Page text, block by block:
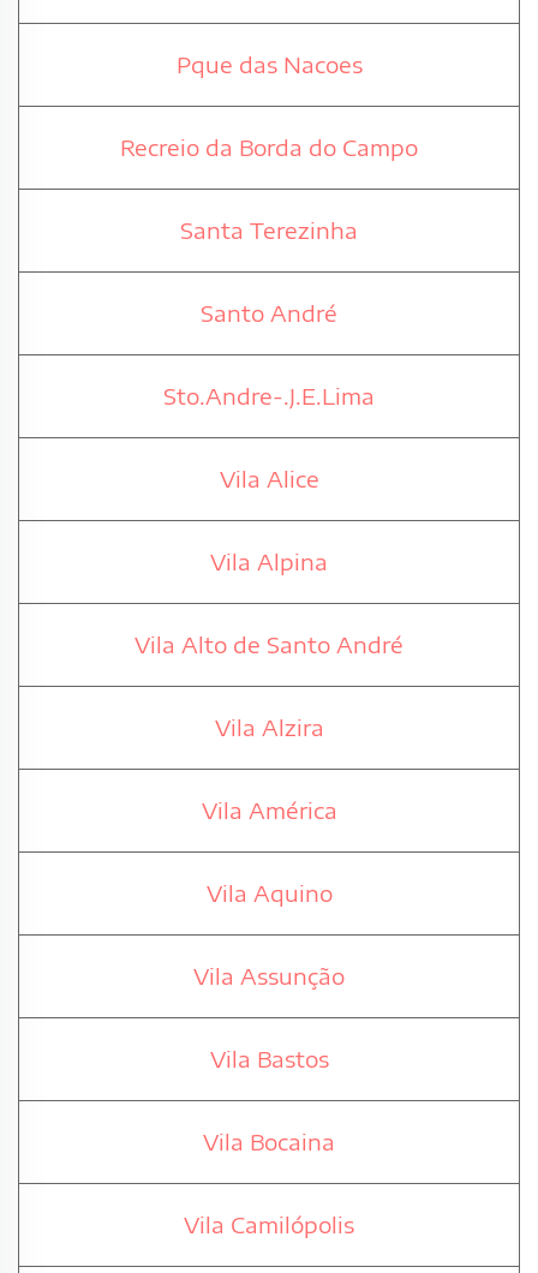
Pque das Nacoes
Recreio da Borda do Campo
Santa Terezinha
Santo André
Sto.Andre-.J.E.Lima
Vila Alice
Vila Alpina
Vila Alto de Santo André
Vila Alzira
Vila América
Vila Aquino
Vila Assunção
Vila Bastos
Vila Bocaina
Vila Camilópolis